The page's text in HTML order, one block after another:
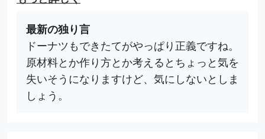
最新の独り言
ドーナツもできたてがやっぱり正義ですね。
原材料とか作り方とか考えるとちょっと気を
失いそうになりますけど、気にしないとしま
しょう。